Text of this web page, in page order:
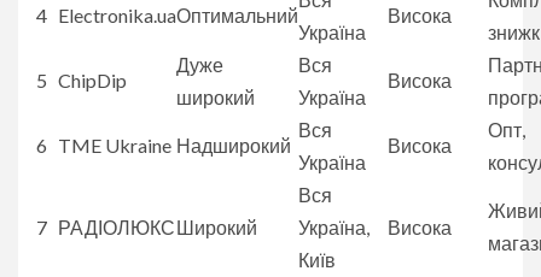
4 Electronika.uaОптимальний
Україна
Висока
5 ChipDip
Дуже
широкий
Вся
Україна
Висока
6 TME Ukraine Надширокий
Вся
Україна
Висока
Опт,
7 РАДІОЛЮКСШирокий
Вся
Україна,
Київ
Висока